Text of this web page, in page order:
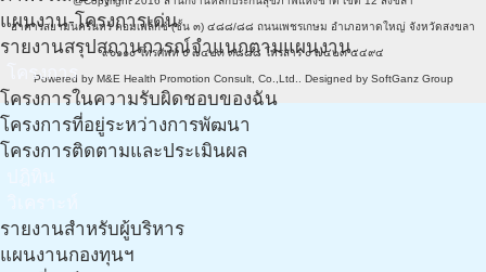
แผนงาน-โครงการเด่น
รายงานสรุปสถานการณ์จำแนกตามแผนงาน
โครงการ
โครงการในความรับผิดชอบของฉัน
โครงการที่อยู่ระหว่างการพัฒนา
โครงการติดตามและประเมินผล
รายงานสำหรับผู้บริหาร
แผนงานกองทุนฯ
อาคารสยามนครินทร์ คอมเพล็กซ์ (ชั้น ๓) ๔๘๘/๘๘ ถนนเพชรเกษม อำเภอหาดใหญ่ จังหวัดสงขลา
๙๐๑๑๐ โทรศัพท์ ๐ ๗๔๒๓ ๓๘๘๘ โทรสาร ๐ ๗๔๒๓ ๕๔๙๔
Powered by M&E Health Promotion Consult, Co.,Ltd. . Designed by SoftGanz Group